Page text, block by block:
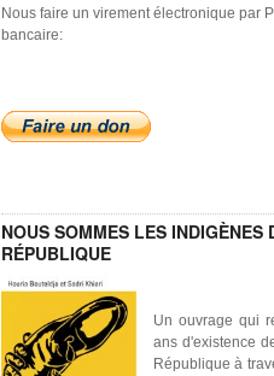
Nous faire un virement électronique par
bancaire:
NOUS SOMMES LES INDIGÈNES
RÉPUBLIQUE
Un ouvrage qui
ans d'existence
République à